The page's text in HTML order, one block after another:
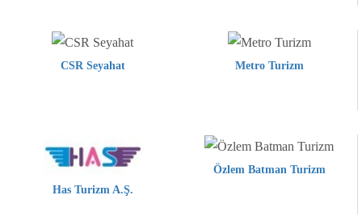
CSR Seyahat Metro Turizm
Has Turizm A.Ş.
Özlem Batman Turizm